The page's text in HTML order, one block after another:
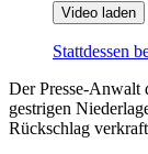
Video laden
Stattdessen
Der Presse-Anwalt
gestrigen
Rückschlag